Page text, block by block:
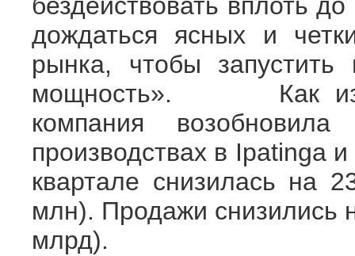
бездействовать вплоть
дождаться ясных и
рынка, чтобы
мощность». Как
компания
производствах в Ipatinga
квартале снизилась на
млн). Продажи снизились
млрд).